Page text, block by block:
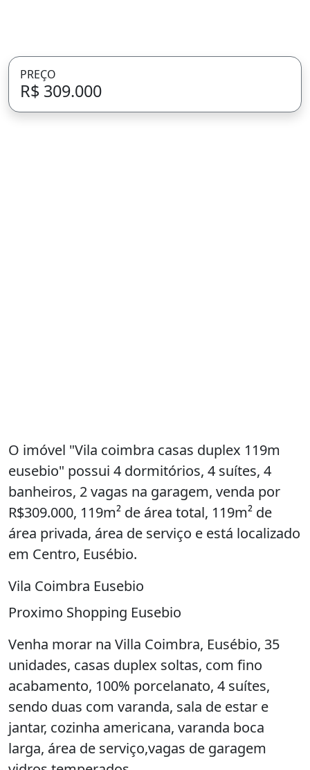
O imóvel "Vila coimbra casas duplex 119m
eusebio" possui 4 dormitórios, 4 suítes, 4
banheiros, 2 vagas na garagem, venda por
R$309.000, 119m² de área total, 119m² de
área privada, área de serviço e está localizado
em Centro, Eusébio.
Vila Coimbra Eusebio
Proximo Shopping Eusebio
Venha morar na Villa Coimbra, Eusébio, 35
unidades, casas duplex soltas, com fino
acabamento, 100% porcelanato, 4 suítes,